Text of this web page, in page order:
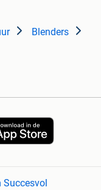
Blenders
Succesvol